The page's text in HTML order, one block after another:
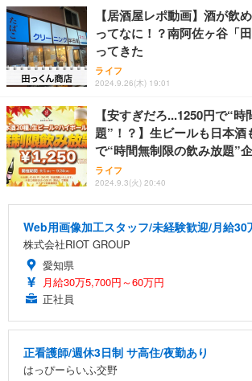
【居酒屋レポ動画】酒が飲
ってなに！？南阿佐ヶ谷「
ってきた
ライフ
2024.9.26(木) 19:01
【安すぎだろ...1250円で“
題”！？】生ビールも日本酒
で“時間無制限の飲み放題”
ライフ
2024.9.3(火) 20:40
Web用画像加工スタッフ/未経験歓迎/月給30
株式会社RIOT GROUP
愛知県
月給30万5,700円～60万円
正社員
正看護師/週休3日制 サ高住/夜勤あり
はっぴーらいふ交野